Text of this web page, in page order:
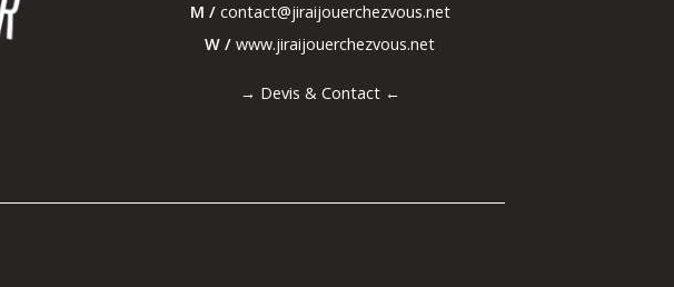
M / contact@jiraijouerchezvous.net
W / www.jiraijouerchezvous.net
→ Devis & Contact←